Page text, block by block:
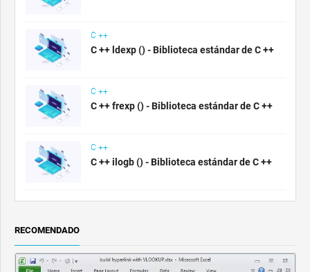
C ++
C ++ ldexp () - Biblioteca estándar de C ++
C ++
C ++ frexp () - Biblioteca estándar de C ++
C ++
C ++ ilogb () - Biblioteca estándar de C ++
RECOMENDADO